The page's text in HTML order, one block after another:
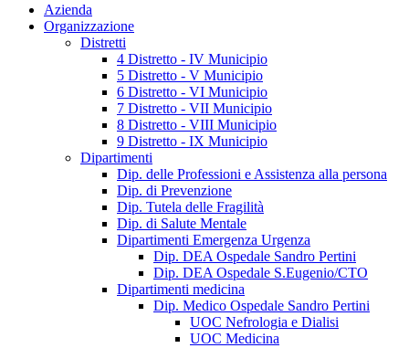
Azienda
Organizzazione
Distretti
4 Distretto - IV Municipio
5 Distretto - V Municipio
6 Distretto - VI Municipio
7 Distretto - VII Municipio
8 Distretto - VIII Municipio
9 Distretto - IX Municipio
Dipartimenti
Dip. delle Professioni e Assistenza alla persona
Dip. di Prevenzione
Dip. Tutela delle Fragilità
Dip. di Salute Mentale
Dipartimenti Emergenza Urgenza
Dip. DEA Ospedale Sandro Pertini
Dip. DEA Ospedale S.Eugenio/CTO
Dipartimenti medicina
Dip. Medico Ospedale Sandro Pertini
UOC Nefrologia e Dialisi
UOC Medicina